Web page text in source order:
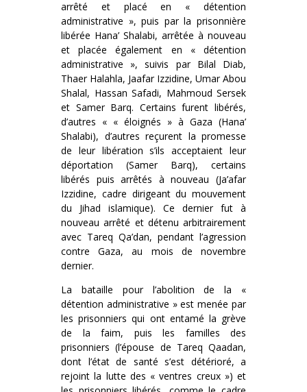
arrêté et placé en « détention
administrative », puis par la prisonnière
libérée Hana’ Shalabi, arrêtée à nouveau
et placée également en « détention
administrative », suivis par Bilal Diab,
Thaer Halahla, Jaafar Izzidine, Umar Abou
Shalal, Hassan Safadi, Mahmoud Sersek
et Samer Barq. Certains furent libérés,
d’autres « « éloignés » à Gaza (Hana’
Shalabi), d’autres reçurent la promesse
de leur libération s’ils acceptaient leur
déportation (Samer Barq), certains
libérés puis arrêtés à nouveau (Ja’afar
Izzidine, cadre dirigeant du mouvement
du Jihad islamique). Ce dernier fut à
nouveau arrêté et détenu arbitrairement
avec Tareq Qa’dan, pendant l’agression
contre Gaza, au mois de novembre
dernier.
La bataille pour l’abolition de la «
détention administrative » est menée par
les prisonniers qui ont entamé la grève
de la faim, puis les familles des
prisonniers (l’épouse de Tareq Qaadan,
dont l’état de santé s’est détérioré, a
rejoint la lutte des « ventres creux ») et